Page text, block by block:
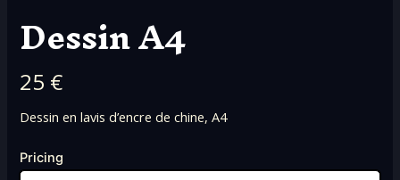
Dessin A4
N
o
w
25 €
Dessin en lavis d’encre de chine, A4
Pricing